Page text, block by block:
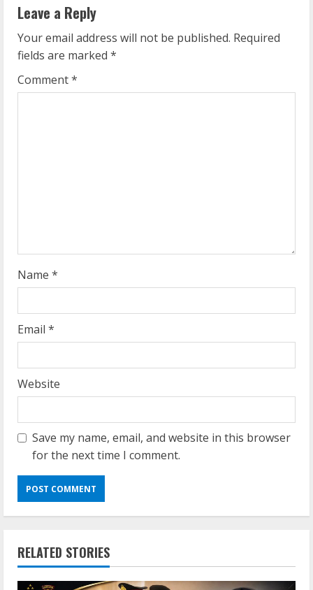
n
u
e
n
g
Leave a Reply
Your email address will not be published. Required
fields are marked *
Comment*
Name *
Email *
Website
Save my name, email, and website in this browser
for the next time I comment.
RELATED STORIES